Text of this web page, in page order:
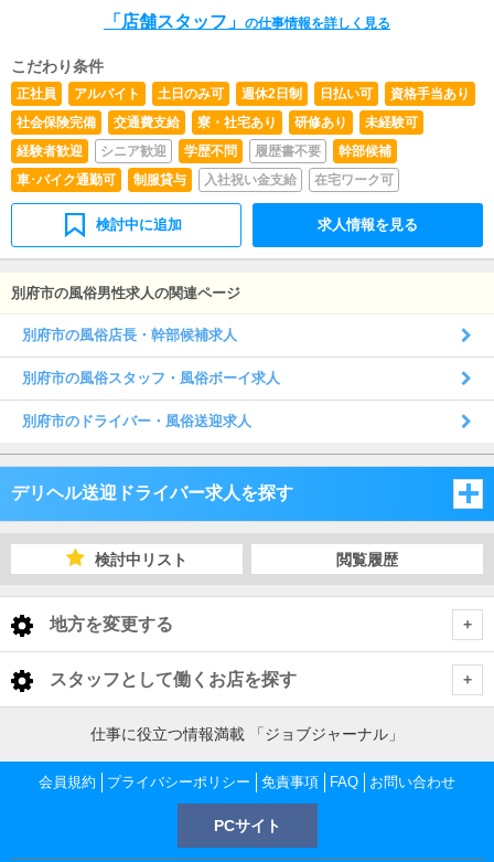
「店舗スタッフ」 の仕事情報を詳しく見る
こだわり条件
正社員 アルバイト 土日のみ可 週休2日制 日払い可
資格手当あり
社会保険完備
交通費支給 寮・社宅あり 研修あり
未経験可
経験者歓迎
シニア歓迎 学歴不問 履歴書不要
幹部候補
車･バイク通勤可
制服貸与 入社祝い金支給 在宅ワーク可
検討中に追加 求人情報を見る
別府市の風俗男性求人の関連ページ
別府市の風俗店長・幹部候補求人
別府市の風俗スタッフ・風俗ボーイ求人
別府市のドライバー・風俗送迎求人
デリヘル送迎ドライバー求人を探す
福岡県
福岡市 デリヘル送迎ドライバー
福岡 デリヘル送迎ドライバー
北九州
北九州 デリヘル送迎ドライバー
佐賀市
佐賀市 デリヘル送迎ドライバー
長崎県 デリヘル送迎ドライバー
大分県 デリヘル送迎ドライバー
検討中リスト 閲覧履歴
地方を変更する
< 全国トップ
北海道 男性高収入
東北 男性高収入
南関東 男性高収入
甲信越 男性高収入
スタッフとして働くお店を探す
福岡県
福岡 男性高収入
佐賀県
仕事に役立つ情報満載 「ジョブジャーナル」
会員規約 プライバシーポリシー 免責事項 FAQ お問い合わせ
PCサイト